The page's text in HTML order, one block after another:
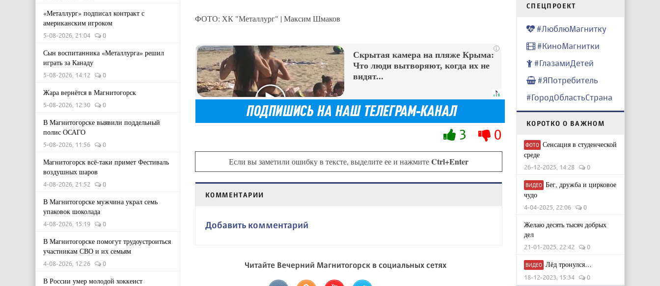
«Металлург» подписал контракт с
американским игроком
5-08-2026, 21:04 0
Сын воспитанника «Металлурга» решил
играть за Канаду
5-08-2026, 14:12 0
Жара вернётся в Магнитогорск
5-08-2026, 12:30 0
В Магнитогорске выявили поддельный
полис ОСАГО
5-08-2026, 11:56 0
Магнитогорск всё-таки примет Фестиваль
воздушных шаров
4-08-2026, 21:52 0
В Магнитогорске мужчина украл семь
упаковок шоколада
4-08-2026, 15:19 0
В Магнитогорске помогут трудоустроиться
участникам СВО и их семьям
4-08-2026, 12:26 0
В России умер молодой хоккеист
ФОТО: ХК "Металлург" | Максим Шмаков
i
Скрытая камера на пляже Крыма:
Что люди вытворяют, когда их не
видят...
3 0
Если вы заметили ошибку в тексте, выделите ее и нажмитеCtrl+Enter
КОММЕНТАРИИ
Добавить комментарий
Читайте Вечерний Магнитогорск в социальных сетях
CПЕЦПРОЕКТ
#ЛюблюМагнитку
#КиноМагнитки
#ГлазамиДетей
#ЯПотребитель
#ГородОбластьСтрана
КОРОТКО О ВАЖНОМ
ФОТО Сенсация в студенческой
среде
26-12-2025, 14:28 0
ВИДЕО Бег, дружба и цирковое
чудо
4-04-2025, 22:06 0
Желаю десять тысяч добрых
дел
21-01-2025, 22:42 0
ВИДЕО Лёд тронулся…
18-12-2023, 15:34 0